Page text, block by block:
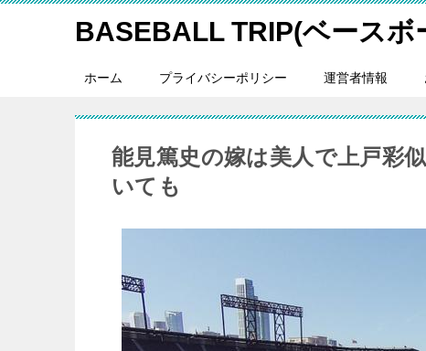
BASEBALL TRIP(ベースボ
ホーム プライバシーポリシー 運営者情報
能見篤史の嫁は美人で上戸彩
いても